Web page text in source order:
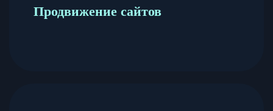
Продвижение сайтов